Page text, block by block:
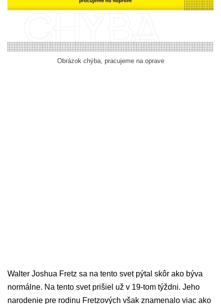
Obrázok chýba, pracujeme na oprave
Walter Joshua Fretz sa na tento svet pýtal skôr ako býva
normálne. Na tento svet prišiel už v 19-tom týždni. Jeho
narodenie pre rodinu Fretzových však znamenalo viac ako